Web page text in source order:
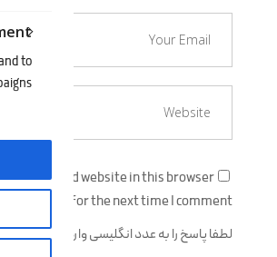
to
email, and website in this browser
for the next time I comment.
لطفا پاسخ را به عدد انگلیسی وارد کنید: